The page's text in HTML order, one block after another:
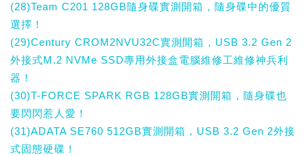
(28)Team C201 128GB隨身碟實測開箱，隨身碟中的優質
選擇！
(29)Century CROM2NVU32C實測開箱，USB 3.2 Gen 2
外接式M.2 NVMe SSD專用外接盒電腦維修工維修神兵利
器！
(30)T-FORCE SPARK RGB 128GB實測開箱，隨身碟也
要閃閃惹人愛！
(31)ADATA SE760 512GB實測開箱，USB 3.2 Gen 2外接
式固態硬碟！